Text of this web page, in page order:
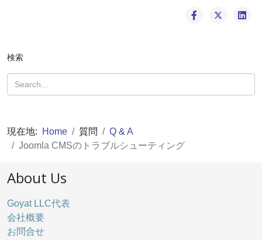
検索
現在地: Home 質問
Q & A
Joomla CMSのトラブルシューティング
About Us
Goyat LLC代表
会社概要
お問合せ